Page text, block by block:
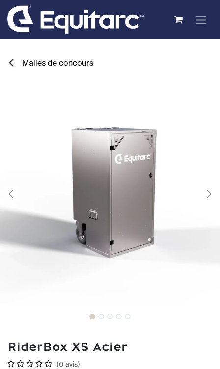
Se rendre au contenu
Malles de concours
RiderBox XS Acier
(0 avis)